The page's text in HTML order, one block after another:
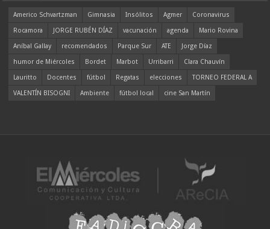
Americo Schvartzman Gimnasia Insólitos Agmer
Coronavirus
Rocamora
JORGE RUBÉN DÍAZ vacunación agenda
Mario Rovina
Aníbal Gallay
recomendados Parque Sur ATE
Jorge Díaz
humor de Miércoles
Bordet Marbot Urribarri
Clara Chauvín
Lauritto
Docentes fútbol Regatas elecciones
TORNEO FEDERAL A
VALENTÍN BISOGNI
Ambiente fútbol local cine San Martín